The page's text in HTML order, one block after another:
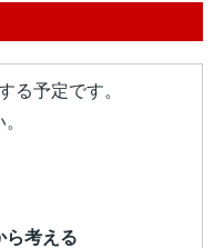
る予定です。
ら考える